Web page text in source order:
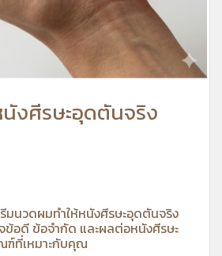
งศีรษะอุดตันจริง
มนวดผมทำให้หนังศีรษะอุดตันจริง
จข้อดี ข้อจำกัด และผลต่อหนังศีรษะ
ที่เหมาะกับคุณ